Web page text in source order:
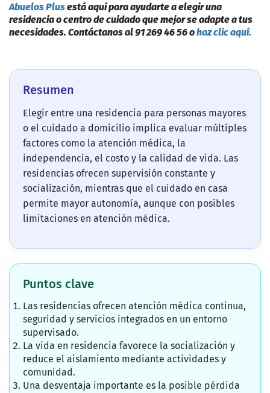
Abuelos Plusestá aquí para ayudarte a elegir una
residencia o centro de cuidado que mejor se adapte a tus
necesidades. Contáctanos al 91 269 46 56 ohaz clic aquí.
Resumen
Elegir entre una residencia para personas mayores
o el cuidado a domicilio implica evaluar múltiples
factores como la atención médica, la
independencia, el costo y la calidad de vida. Las
residencias ofrecen supervisión constante y
socialización, mientras que el cuidado en casa
permite mayor autonomía, aunque con posibles
limitaciones en atención médica.
Puntos clave
Las residencias ofrecen atención médica continua,
seguridad y servicios integrados en un entorno
supervisado.
La vida en residencia favorece la socialización y
reduce el aislamiento mediante actividades y
comunidad.
Una desventaja importante es la posible pérdida